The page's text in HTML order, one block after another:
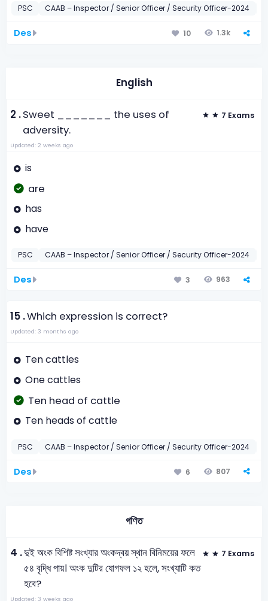
PSC CAAB – Inspector / Senior Officer / Security Officer-2024
Des 10 1.3k
English
2 .Sweet _______ the uses of
adversity.
7 Exams
Updated: 2 weeks ago
is
are
has
have
PSC CAAB – Inspector / Senior Officer / Security Officer-2024
Des 3 963
15 .Which expression is correct?
Updated: 3 months ago
Ten cattles
One cattles
Ten head of cattle
Ten heads of cattle
PSC CAAB – Inspector / Senior Officer / Security Officer-2024
Des 6 807
গণিত
4 .দুই অংক বিশিষ্ট সংখ্যার অংকদ্বয় স্থান বিনিময়ের ফলে
৫৪ বৃদ্ধি পায়। অংক দুটির যোগফল ১২ হলে, সংখ্যাটি কত
হবে?
7 Exams
Updated: 3 weeks ago